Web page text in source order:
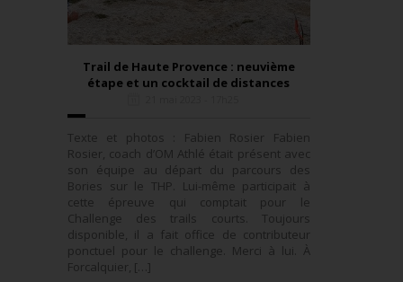
Trail de Haute Provence : neuvième
étape et un cocktail de distances
Texte et photos : Fabien Rosier Fabien
Rosier, coach d’OM Athlé était présent avec
son équipe au départ du parcours des
Bories sur le THP. Lui-même participait à
cette épreuve qui comptait pour le
Challenge des trails courts. Toujours
disponible, il a fait office de contributeur
ponctuel pour le challenge. Merci à lui. À
Forcalquier, […]